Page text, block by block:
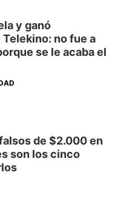
y ganó
no fue a
se le acaba el
de $2.000 en
son los cinco